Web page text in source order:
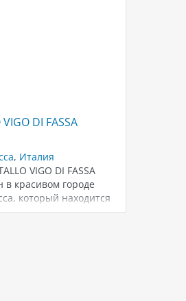
VIGO DI FASSA
, Италия
VIGO DI FASSA
в красивом городе
который находится